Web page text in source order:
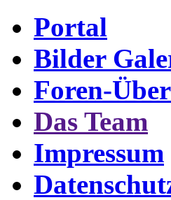
Portal
Bilder
Foren-
Das Team
Impressum